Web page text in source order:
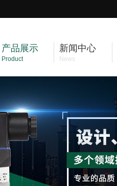
产品展示
Product
新闻中心
News